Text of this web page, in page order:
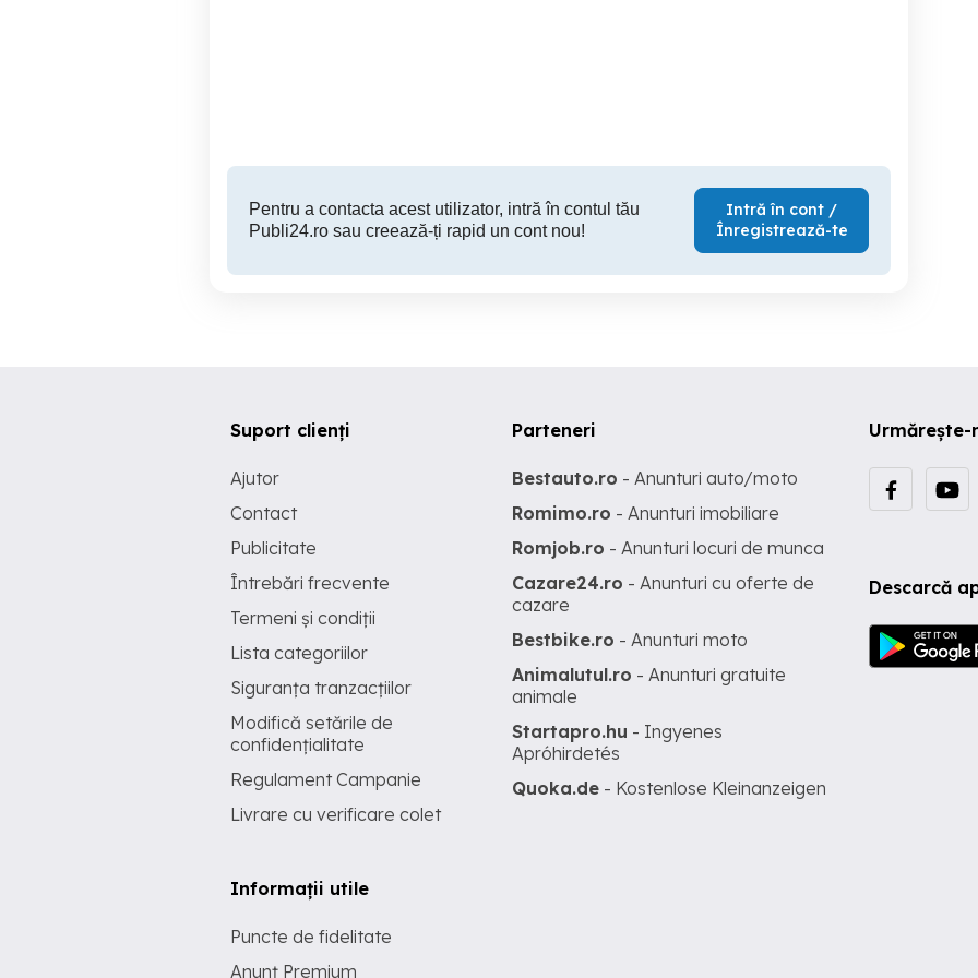
Pentru a contacta acest utilizator, intră în contul tău
Publi24.ro sau creează-ți rapid un cont nou!
Intră în cont /
Înregistrează-te
Urmărește-
Descarcă
Suport clienți
Ajutor
Contact
Publicitate
Întrebări frecvente
Termeni și condiții
Lista categoriilor
Siguranța tranzacțiilor
Modifică setările de
confidențialitate
Regulament Campanie
Livrare cu verificare colet
Informații utile
Puncte de fidelitate
Anunț Premium
Parteneri
Bestauto.ro - Anunturi auto/moto
Romimo.ro - Anunturi imobiliare
Romjob.ro - Anunturi locuri de munca
Cazare24.ro - Anunturi cu oferte de
cazare
Bestbike.ro - Anunturi moto
Animalutul.ro - Anunturi gratuite
animale
Startapro.hu - Ingyenes
Apróhirdetés
Quoka.de - Kostenlose Kleinanzeigen